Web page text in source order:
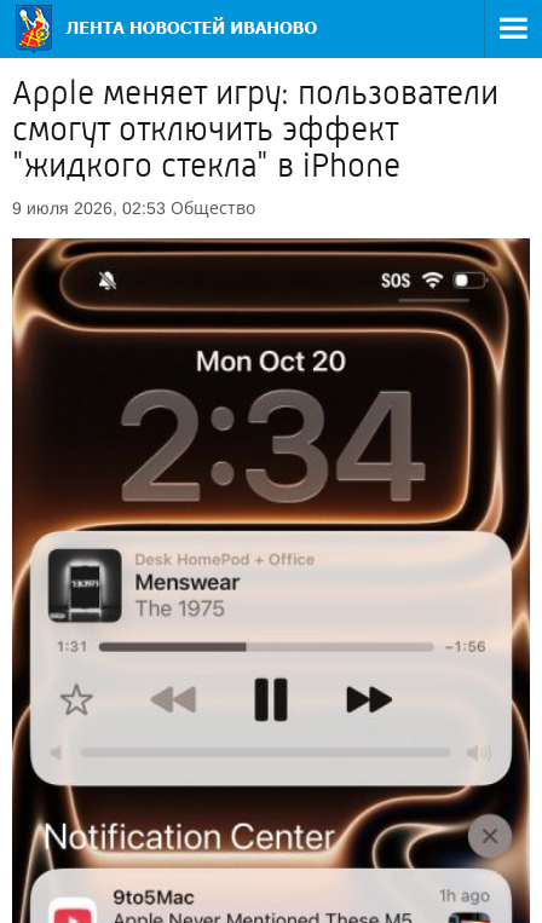
Apple меняет игру: пользователи
смогут отключить эффект
"жидкого стекла" в iPhone
9 июля 2026, 02:53 Общество